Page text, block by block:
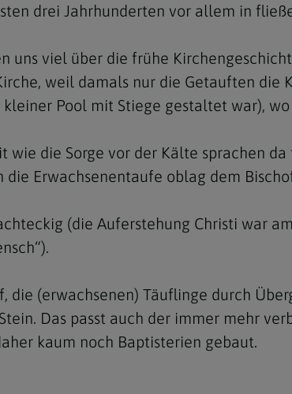
drei Jahrhunderten vor allem in
uns viel über die frühe
weil damals nur die Getauften
kleiner Pool mit Stiege gestaltet war),
wie die Sorge vor der Kälte sprachen
die Erwachsenentaufe oblag dem
(die Auferstehung Christi war
die (erwachsenen) Täuflinge durch
Das passt auch der immer mehr
kaum noch Baptisterien gebaut.